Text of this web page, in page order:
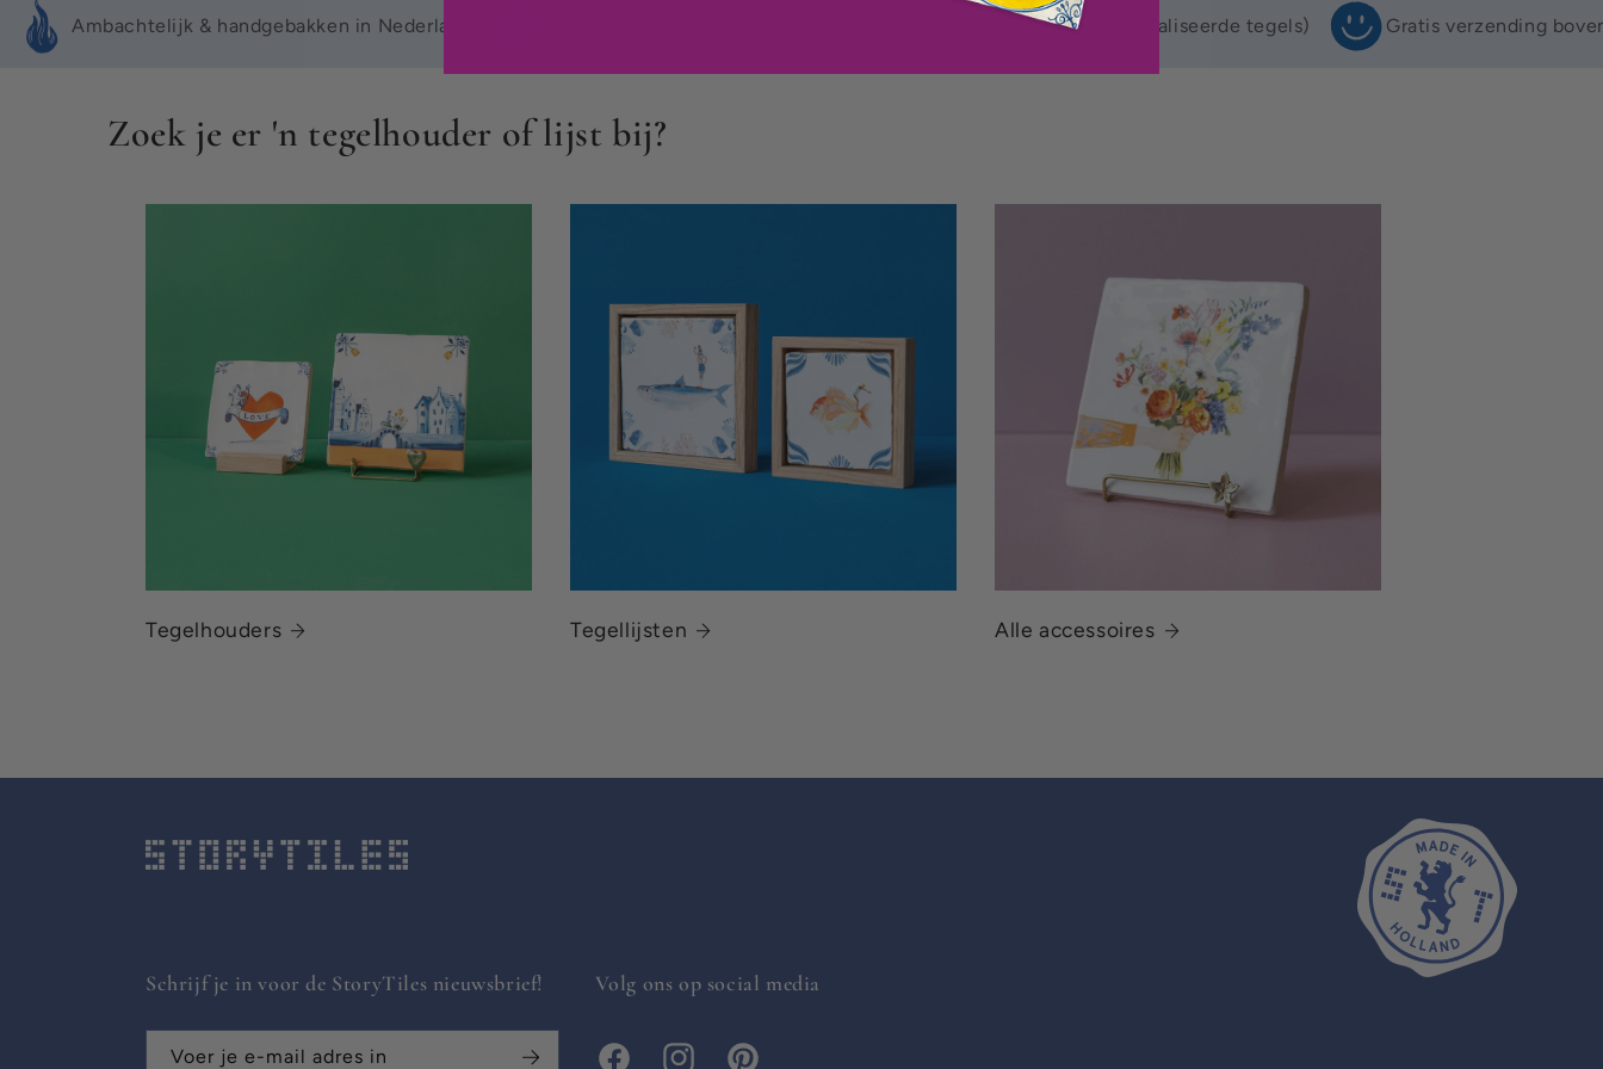
a
b
t
Ambachtelijk & handgebakken in Nederland Voor 16 u besteld, dezelfde werkdag verzonden (behalve gepersonaliseerde tegels) Gratis verzending
Zoek je er 'n tegelhouder of lijst bij?
Tegelhouders Tegellijsten Alle accessoires
Schrijf je in voor de StoryTiles nieuwsbrief!
Voer je e-mail adres in
Volg ons op social media